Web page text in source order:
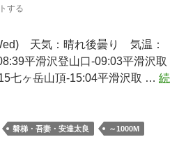
する
天気：晴れ後曇り 気温：
平滑沢登山口-09:03平滑沢取
七ヶ岳山頂-15:04平滑沢取 … 続
磐梯・吾妻・安達太良
～1000M